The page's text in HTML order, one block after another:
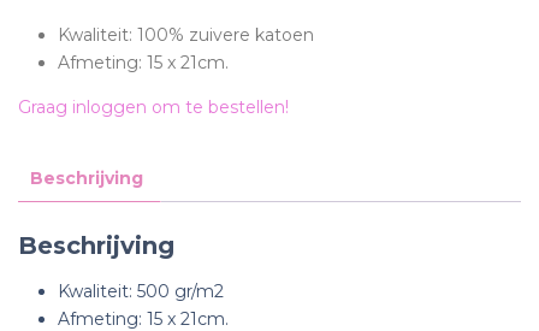
Kwaliteit: 100% zuivere katoen
Afmeting: 15 x 21cm.
Graag inloggen om te bestellen!
Beschrijving
Beschrijving
Kwaliteit: 500 gr/m2
Afmeting: 15 x 21cm.